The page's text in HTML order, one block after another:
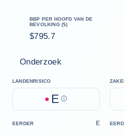
BBP PER HOOFD VAN DE
BEVOLKING ($)
$795.7
Onderzoek
LANDENRISICO
E Help
EERDER E